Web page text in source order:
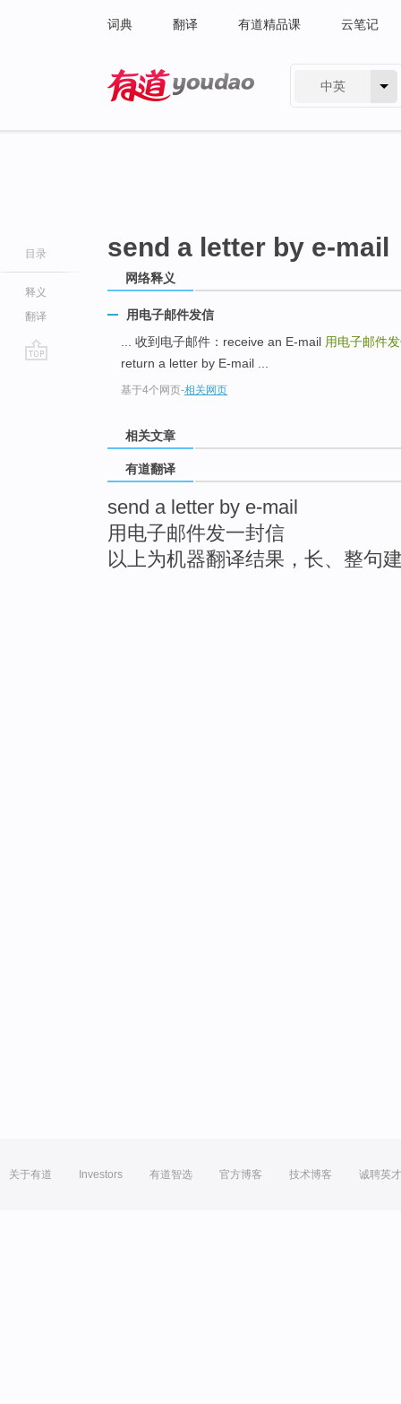
词典 翻译 有道精品课 云笔记
中英
目录
释义
翻译
send a letter by e-mail
网络释义
用电子邮件发信
... 收到电子邮件：receive an E-mail 用电子邮件
return a letter by E-mail ...
基于4个网页-相关网页
相关文章
有道翻译
send a letter by e-mail
用电子邮件发一封信
以上为机器翻译结果，长、整句
关于有道 Investors 有道智选 官方博客 技术博客 诚聘英才